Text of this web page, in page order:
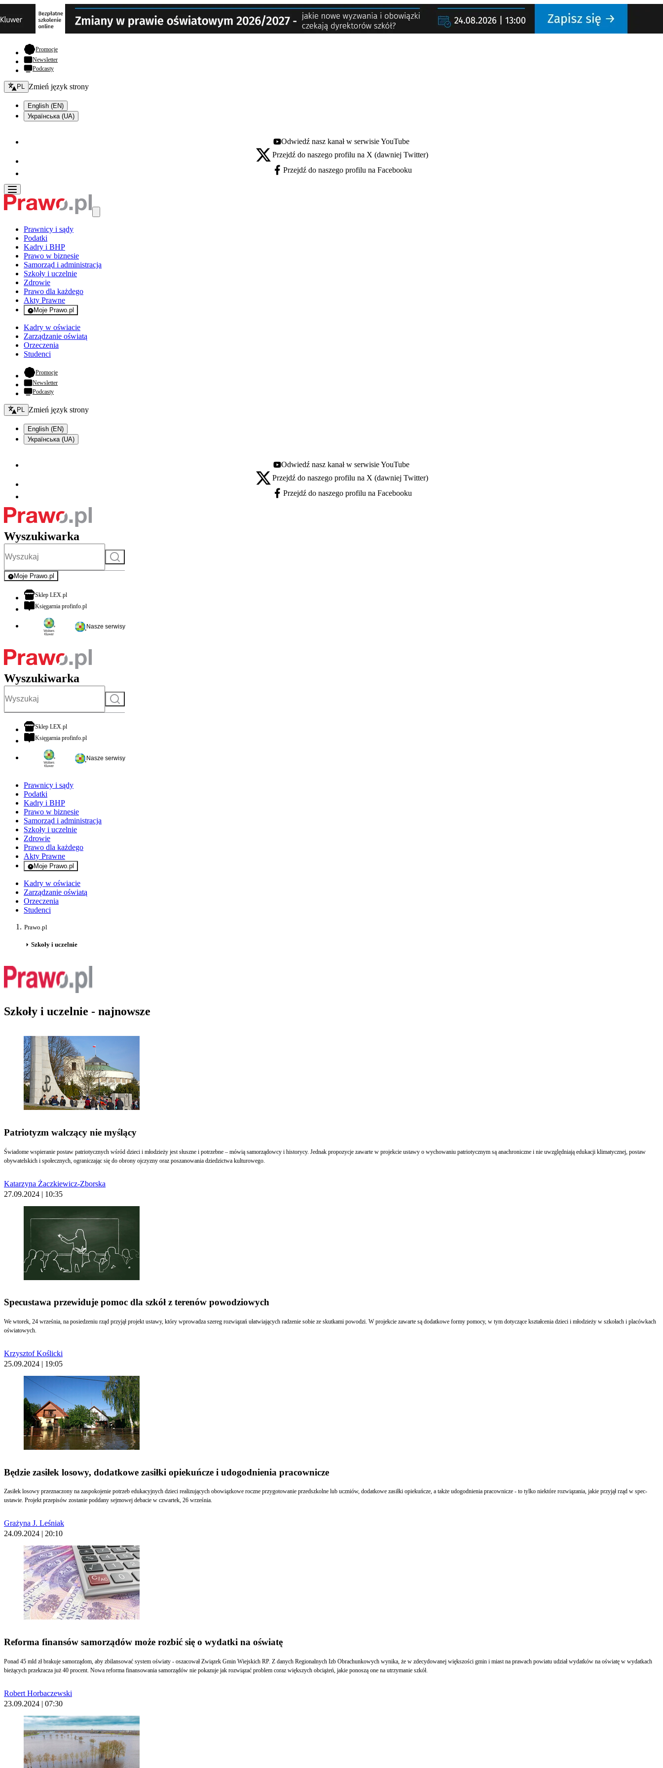
Promocje- otwiera się w nowej karcie
Newsletter
Podcasty
Zmień język - bieżący:
PL Zmień język strony
English (EN)
Українська (UA)
Youtube - otwiera się w nowej karcie
Odwiedź nasz kanał w serwisie YouTube
X - otwiera się w nowej karcie
Przejdź do naszego profilu na X (dawniej Twitter)
Facebook - otwiera się w nowej karcie
Przejdź do naszego profilu na Facebooku
Prawnicy i sądy
Podatki
Kadry i BHP
Prawo w biznesie
Samorząd i administracja
Szkoły i uczelnie
Zdrowie
Prawo dla każdego
Akty Prawne
Moje Prawo.pl
- rejestracja i logowanie do serwisu
Kadry w oświacie
Zarządzanie oświatą
Orzeczenia
Studenci
Promocje- otwiera się w nowej karcie
Newsletter
Podcasty
Zmień język - bieżący:
PL Zmień język strony
English (EN)
Українська (UA)
Youtube - otwiera się w nowej karcie
Odwiedź nasz kanał w serwisie YouTube
X - otwiera się w nowej karcie
Przejdź do naszego profilu na X (dawniej Twitter)
Facebook - otwiera się w nowej karcie
Przejdź do naszego profilu na Facebooku
Wyszukiwarka
Szukaj
Moje Prawo.pl
- rejestracja i logowanie do serwisu
Sklep LEX.plotwiera się w nowej karcie
Księgarnia profinfo.plotwiera się w nowej karcie
Nasze serwisy
Wyszukiwarka
Szukaj
Sklep LEX.plotwiera się w nowej karcie
Księgarnia profinfo.plotwiera się w nowej karcie
Nasze serwisy
Prawnicy i sądy
Podatki
Kadry i BHP
Prawo w biznesie
Samorząd i administracja
Szkoły i uczelnie
Zdrowie
Prawo dla każdego
Akty Prawne
Moje Prawo.pl
- rejestracja i logowanie do serwisu
Kadry w oświacie
Zarządzanie oświatą
Orzeczenia
Studenci
Prawo.pl
Szkoły i uczelnie
Szkoły i uczelnie - najnowsze
Patriotyzm walczący nie myślący
Świadome wspieranie postaw patriotycznych wśród dzieci i młodzieży jest słuszne i potrzebne – mówią samorządowcy i historycy. Jednak propozycje zawarte w projekcie ustawy o wychowaniu patriotycznym są anachroniczne i nie uwzględniają edukacji klimatycznej, postaw
obywatelskich i społecznych, ograniczając się do obrony ojczyzny oraz poszanowania dziedzictwa kulturowego.
Katarzyna Żaczkiewicz-Zborska
27.09.2024 | 10:35
Specustawa przewiduje pomoc dla szkół z terenów powodziowych
We wtorek, 24 września, na posiedzeniu rząd przyjął projekt ustawy, który wprowadza szereg rozwiązań ułatwiających radzenie sobie ze skutkami powodzi. W projekcie zawarte są dodatkowe formy pomocy, w tym dotyczące kształcenia dzieci i młodzieży w szkołach i placówkach
oświatowych.
Krzysztof Koślicki
25.09.2024 | 19:05
Będzie zasiłek losowy, dodatkowe zasiłki opiekuńcze i udogodnienia pracownicze
Zasiłek losowy przeznaczony na zaspokojenie potrzeb edukacyjnych dzieci realizujących obowiązkowe roczne przygotowanie przedszkolne lub uczniów, dodatkowe zasiłki opiekuńcze, a także udogodnienia pracownicze - to tylko niektóre rozwiązania, jakie przyjął rząd w spec-
ustawie. Projekt przepisów zostanie poddany sejmowej debacie w czwartek, 26 września.
Grażyna J. Leśniak
24.09.2024 | 20:10
Reforma finansów samorządów może rozbić się o wydatki na oświatę
Ponad 45 mld zł brakuje samorządom, aby zbilansować system oświaty - oszacował Związek Gmin Wiejskich RP. Z danych Regionalnych Izb Obrachunkowych wynika, że w zdecydowanej większości gmin i miast na prawach powiatu udział wydatków na oświatę w wydatkach
bieżących przekracza już 40 procent. Nowa reforma finansowania samorządów nie pokazuje jak rozwiązać problem coraz większych obciążeń, jakie ponoszą one na utrzymanie szkół.
Robert Horbaczewski
23.09.2024 | 07:30